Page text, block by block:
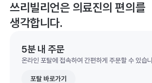
쓰리빌리언은 의료진의 편의를
생각합니다.
5분 내 주문
온라인 포탈에 접속하여 간편하게 주문할 수 있습
포탈 바로가기